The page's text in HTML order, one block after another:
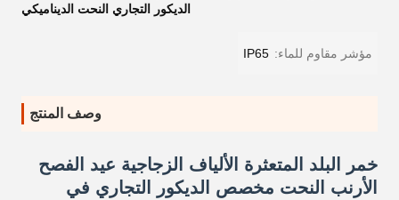
الديكور التجاري النحت الديناميكي
مؤشر مقاوم للماء: IP65
وصف المنتج
خمر البلد المتعثرة الألياف الزجاجية عيد الفصح
الأرنب النحت مخصص الديكور التجاري في